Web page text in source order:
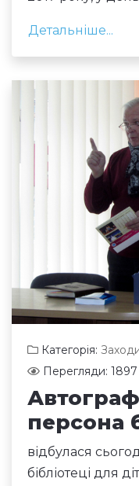
Детальніше...
Категорія:
Перегляди: 1897
персона
відбулася
бібліотеці для